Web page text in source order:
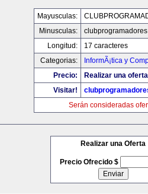
Mayusculas:
Minusculas:
Longitud:
17 caracteres
Categorias:
InformÃ¡tica y
Precio:
Realizar una
Visitar!
Serán consideradas
Realizar una Oferta
Precio Ofrecido $